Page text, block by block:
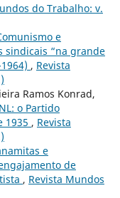
do Trabalho: v.
e
sindicais “na grande
, Revista
Ramos Konrad,
o Partido
1935 , Revista
e
de
, Revista Mundos